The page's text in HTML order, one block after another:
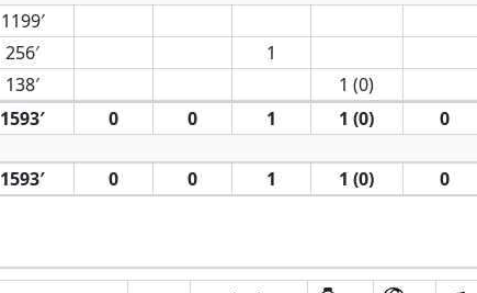
1199′
256′
1
138′
1 (0)
1593′ 0 0 1 1 (0) 0
1593′ 0 0 1 1 (0) 0